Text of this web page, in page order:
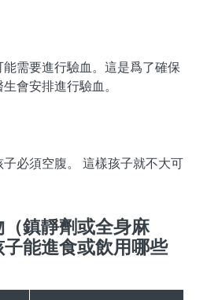
需要進行驗血。這是爲了確保
會安排進行驗血。
必須空腹。 這樣孩子就不大可
鎮靜劑或全身麻
能進食或飲用哪些